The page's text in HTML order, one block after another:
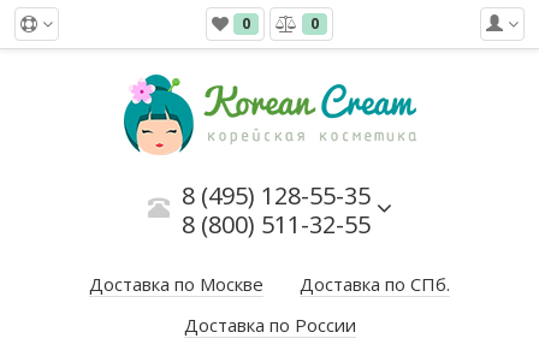
0 0
8 (495) 128-55-35
8 (800) 511-32-55
Доставка по Москве
Доставка по СПб.
Доставка по России